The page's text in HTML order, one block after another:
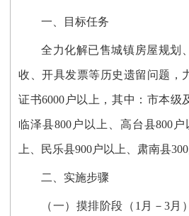
一、目标任务
全力化解已售城镇房屋规划
收 、开具发票等历史遗留问题，
证书6000户以上 ，其中：市本级
临泽县800户以上、高台县800
上、民乐县900户以上、肃南县300
二、实施步骤
（一） 摸排阶段（1月－3月）